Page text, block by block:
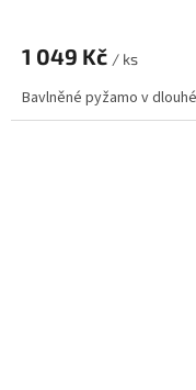
1 049 Kč / ks
Bavlněné pyžamo v